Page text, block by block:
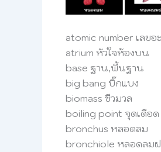
atomic number เลขอ
atrium หัวใจห้องบน
base ฐาน,พื้นฐาน
big bang บิ๊กแบง
biomass ชีวมวล
boiling point จุดเดือด
bronchus หลอดลม
bronchiole หลอดลม